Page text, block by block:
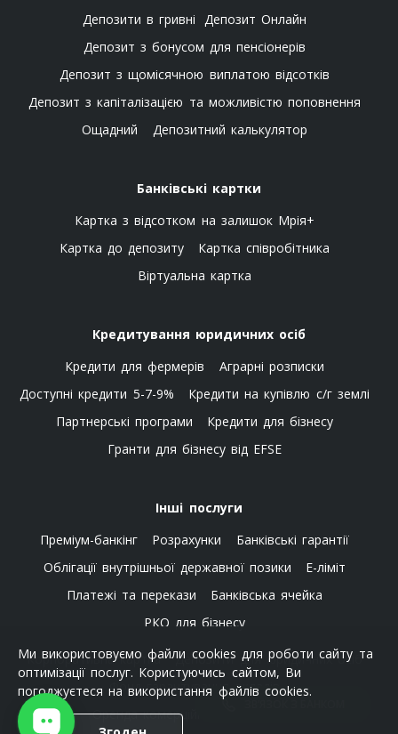
Депозити в гривні Депозит Онлайн
Депозит з бонусом для пенсіонерів
Депозит з щомісячною виплатою відсотків
Депозит з капіталізацією та можливістю поповнення
Ощадний
Депозитний калькулятор
Банківські картки
Картка з відсотком на залишок Мрія+
Картка до депозиту
Картка співробітника
Віртуальна картка
Кредитування юридичних осіб
Кредити для фермерів
Аграрні розписки
Доступні кредити 5-7-9%
Кредити на купівлю с/г землі
Партнерські програми
Кредити для бізнесу
Гранти для бізнесу від EFSE
Інші послуги
Преміум-банкінг
Розрахунки
Банківські гарантії
Облігації внутрішньої державної позики
E-ліміт
Платежі та перекази
Банківська ячейка
РКО для бізнесу
Корпоративна картка
Депозити для юридичних осіб
Фонд гарантування вкладів
Оренда комерційної нерухомості
Ми використовуємо файли cookies для роботи сайту та
оптимізації послуг. Користуючись сайтом, Ви
погоджуєтеся на використання файлів cookies.